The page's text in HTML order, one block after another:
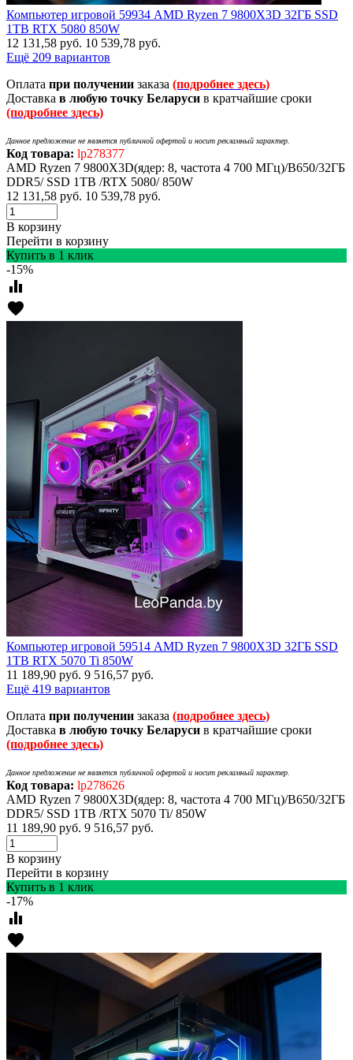
Компьютер игровой 59934 AMD Ryzen 7 9800X3D 32ГБ SSD
1TB RTX 5080 850W
12 131,58 руб. 10 539,78 руб.
Ещё 209 вариантов
Оплата при получении заказа (подробнее здесь)
Доставка в любую точку Беларуси в кратчайшие сроки
(подробнее здесь)
Данное предложение не является публичной офертой и носит рекламный характер.
Код товара: lp278377
AMD Ryzen 7 9800X3D(ядер: 8, частота 4 700 МГц)/B650/32ГБ
DDR5/ SSD 1TB /RTX 5080/ 850W
12 131,58 руб. 10 539,78 руб.
В корзину
Перейти в корзину
Купить в 1 клик
-15%
equalizer
favorite
Компьютер игровой 59514 AMD Ryzen 7 9800X3D 32ГБ SSD
1TB RTX 5070 Ti 850W
11 189,90 руб. 9 516,57 руб.
Ещё 419 вариантов
Оплата при получении заказа (подробнее здесь)
Доставка в любую точку Беларуси в кратчайшие сроки
(подробнее здесь)
Данное предложение не является публичной офертой и носит рекламный характер.
Код товара: lp278626
AMD Ryzen 7 9800X3D(ядер: 8, частота 4 700 МГц)/B650/32ГБ
DDR5/ SSD 1TB /RTX 5070 Ti/ 850W
11 189,90 руб. 9 516,57 руб.
В корзину
Перейти в корзину
Купить в 1 клик
-17%
equalizer
favorite